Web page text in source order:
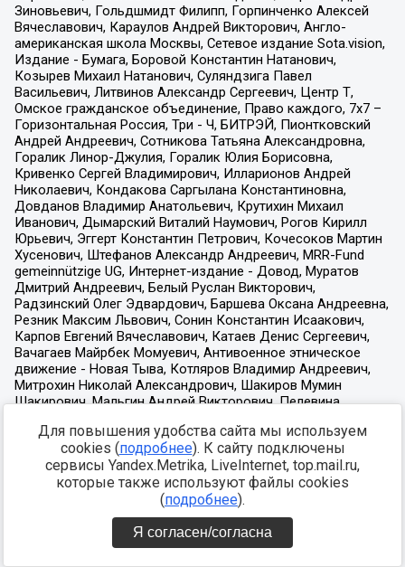
Для повышения удобства сайта мы используем
cookies (подробнее). К сайту подключены
сервисы Yandex.Metrika, LiveInternet, top.mail.ru,
которые также используют файлы cookies
(подробнее).
Я согласен/согласна